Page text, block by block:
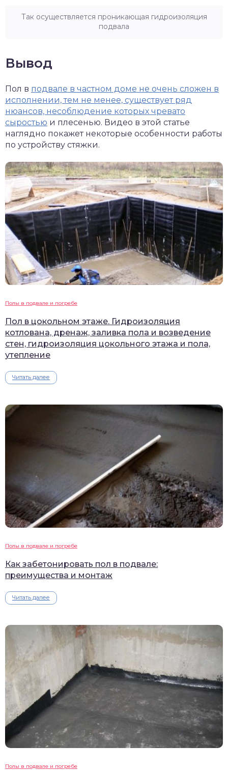
Так осуществляется проникающая гидроизоляция
подвала
Вывод
Пол в подвале в частном доме не очень сложен в
исполнении, тем не менее, существует ряд
нюансов, несоблюдение которых чревато
сыростью и плесенью. Видео в этой статье
наглядно покажет некоторые особенности работы
по устройству стяжки.
Полы в подвале и погребе
Пол в цокольном этаже. Гидроизоляция
котлована, дренаж, заливка пола и возведение
стен, гидроизоляция цокольного этажа и пола,
утепление
Читать далее
Полы в подвале и погребе
Как забетонировать пол в подвале:
преимущества и монтаж
Читать далее
Полы в подвале и погребе